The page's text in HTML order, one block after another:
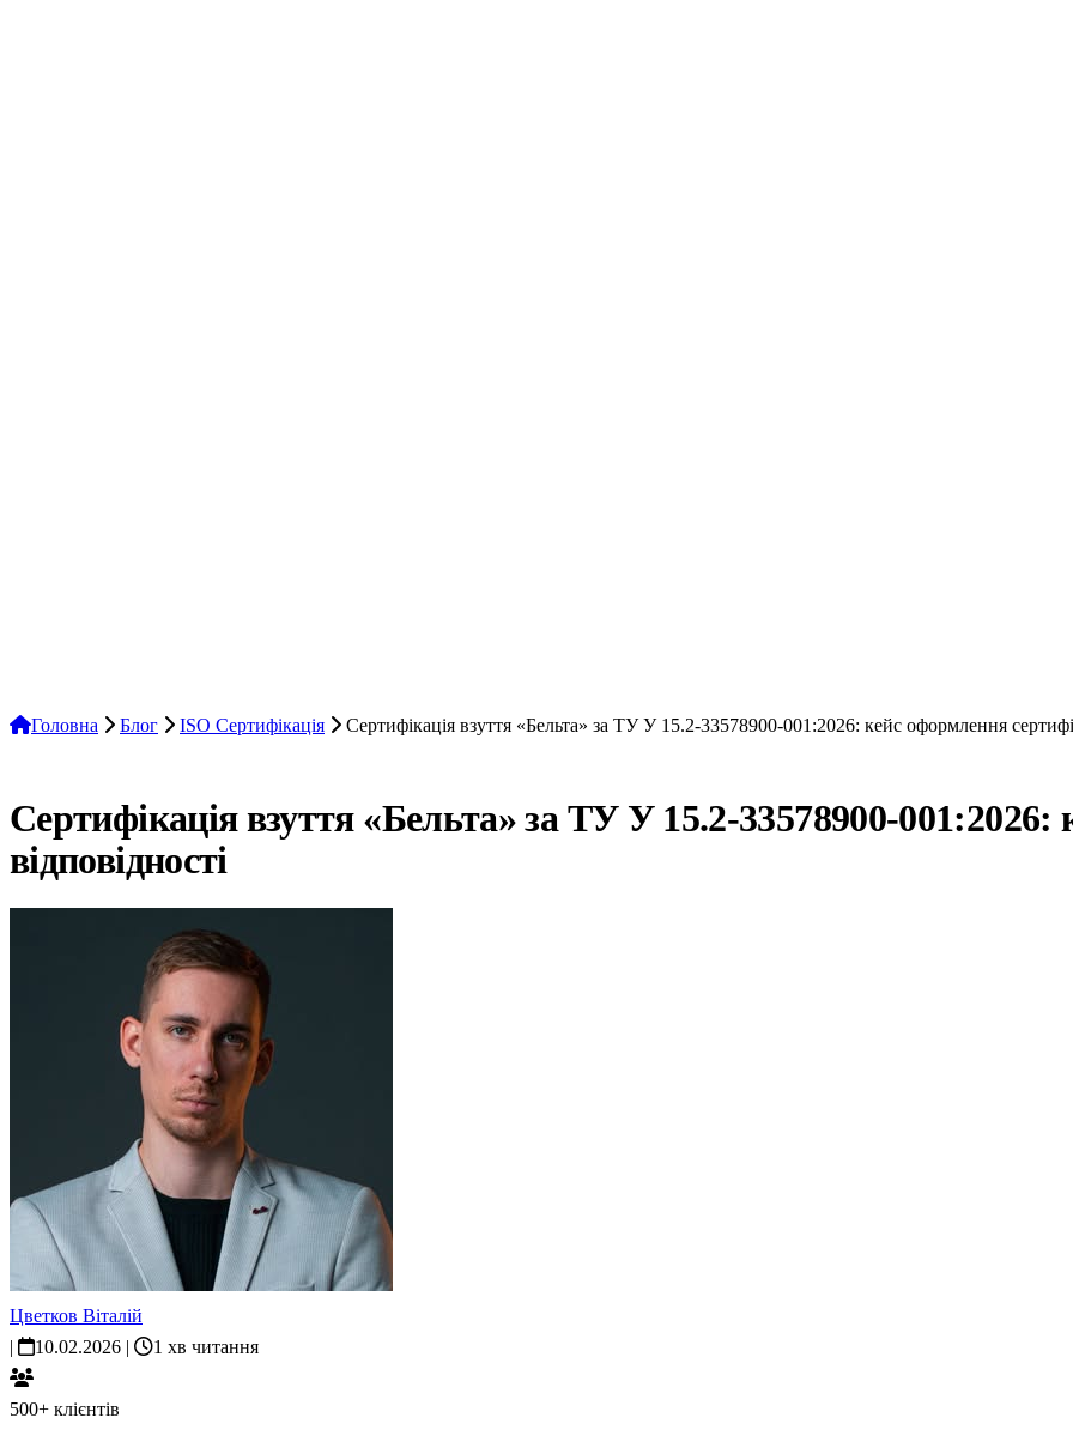
Головна Блог ISO Сертифікація
Сертифікація взуття «Бельта» за ТУ У 15.2-33578900-001:2026: кейс оформлення
Сертифікація взуття «Бельта» за ТУ У 15.2-33578900-
відповідності
Цветков Віталій
|
10.02.2026 | 1 хв читання
500+ клієнтів